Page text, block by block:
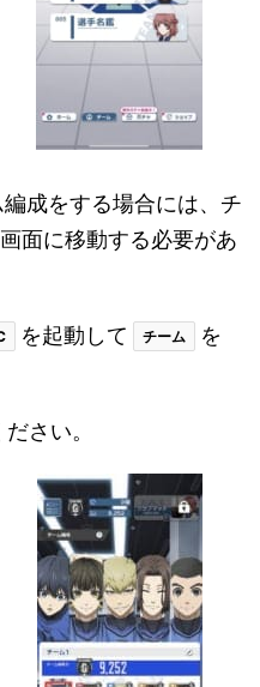
成をする場合には、チ
面に移動する必要があ
を起動して チーム
を
さい。